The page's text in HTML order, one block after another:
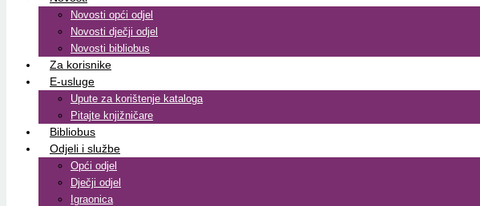
Novosti opći odjel
Novosti dječji odjel
Novosti bibliobus
Za korisnike
E-usluge
Upute za korištenje kataloga
Pitajte knjižničare
Bibliobus
Odjeli i službe
Opći odjel
Dječji odjel
Igraonica